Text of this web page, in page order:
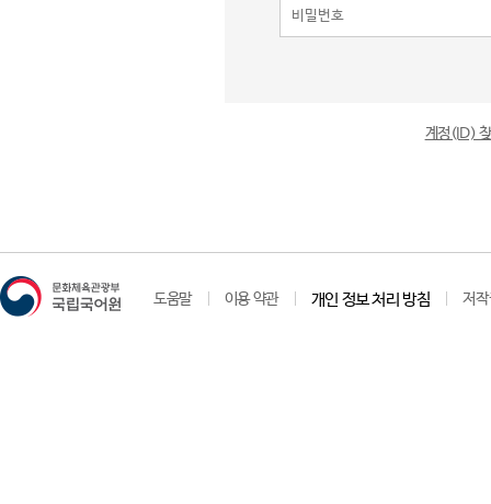
계정(ID)
도움말 이용 약관 개인 정보 처리 방침 저